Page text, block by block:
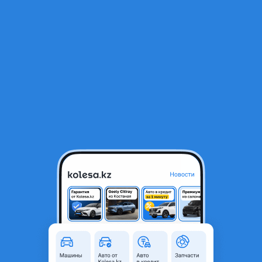
40 45 коробка АКПП 4 5 6 СТУПКА